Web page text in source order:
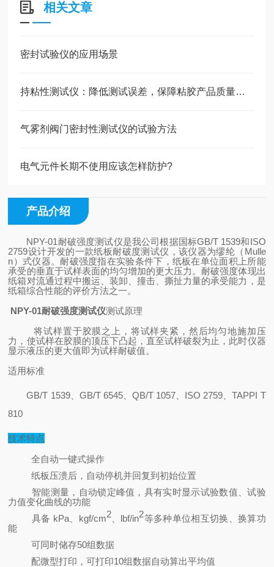
相关文章
密封试验仪的应用场景
持粘性测试仪：降低测试误差，保障粘胶产品质量稳定
气雾剂阀门密封性测试仪的试验方法
电气元件长期不使用应该怎样防护?
产品介绍
NPY-01 耐破强度测试仪是我公司根据国标GB/T 1539和ISO
2759设计开发的一款纸板耐破度测试仪，该仪器为缪纶（Mulle
n）式仪器。耐破强度指在实验条件下，纸板在单位面积上所能
承受的垂直于试样表面的均匀增加的更大压力。耐破强度体现出
纸箱对流通过程中搬运、装卸、撞击、撕扯力量的承受能力，是
纸箱综合性能的评价方法之一。
NPY-01耐破强度测试仪测试原理
将试样置于胶膜之上，将试样夹紧，然后均匀地施加压
力，使试样在胶膜的顶压下凸起，直至试样破裂为止，此时仪器
显示液压的更大值即为试样耐破值。
适用标准
GB/T 1539、GB/T 6545、QB/T 1057、ISO 2759、TAPPI T
810
技术特点
全自动一键式操作
纸板压溃后，自动停机并回复到初始位置
智能测量，自动锁定峰值，具有实时显示试验数值、试验
力值变化曲线的功能
具备 kPa、kgf/cm2、lbf/in2等多种单位相互切换、换算功
能
可同时储存50组数据
配微型打印，可打印10组数据自动算出平均值